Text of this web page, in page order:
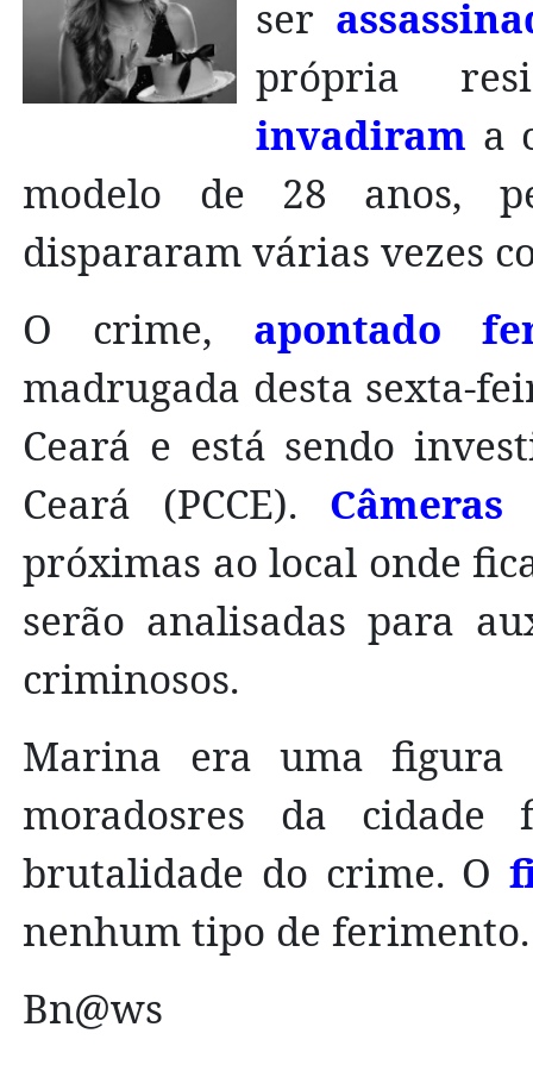
ser
própria
invadiram a
modelo de 28 anos,
dispararam várias vezes
O crime, apontado
madrugada desta sexta-
Ceará e está sendo
Ceará (PCCE).
próximas ao local onde
serão analisadas para
criminosos.
Marina era uma figura
moradosres da cidade
brutalidade do crime. O
nenhum tipo de ferimento.
Bn@ws